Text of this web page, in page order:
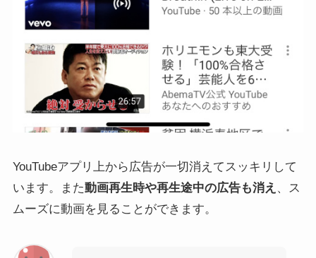
YouTubeアプリ上から広告が一切消えてスッキリして
います。また動画再生時や再生途中の広告も消え 、ス
ムーズに動画を見ることができます。